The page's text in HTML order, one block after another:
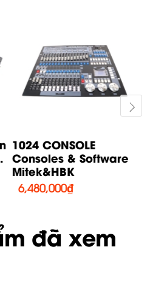
T2 Consoles &
Software Mitek&HBK
44,700,000
đã xem